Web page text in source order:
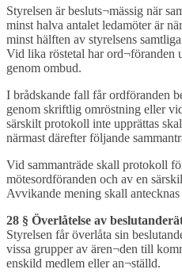
Styrelsen är besluts¬mässig när
minst halva antalet ledamöter är
minst hälften av styrelsens
Vid lika röstetal har ord¬föranden
genom ombud.
I brådskande fall får ordföranden
genom skriftlig omröstning eller
särskilt protokoll inte upprättas
närmast därefter följande
Vid sammanträde skall protokoll
mötesordföranden och av en
Avvikande mening skall
28 § Överlåtelse av
Styrelsen får överlåta sin
vissa grupper av ären¬den till
enskild medlem eller an¬ställd.